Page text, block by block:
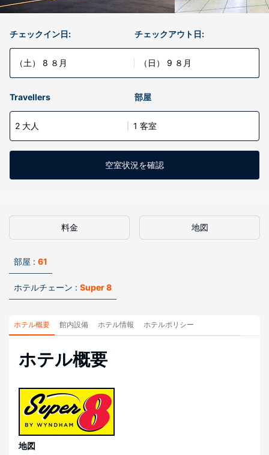
チェックイン日:
（土） 8 ８月
チェックアウト日:
（日） 9 ８月
Travellers 部屋
2 大人 1 客室
空室状況を確認
料金 地図
部屋 : 61
ホテルチェーン : Super 8
ホテル概要 館内設備 ホテル情報 ホテルポリシー
ホテル概要
地図